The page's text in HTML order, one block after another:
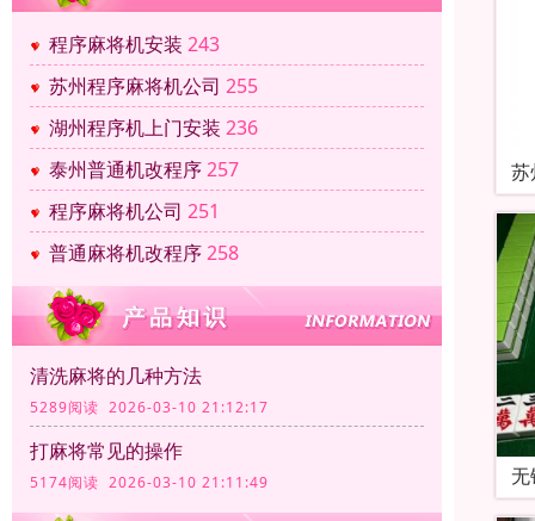
程序麻将机安装 243
苏州程序麻将机公司 255
湖州程序机上门安装 236
泰州普通机改程序257
程序麻将机公司 251
普通麻将机改程序258
清洗麻将的几种方法
5289阅读 2026-03-10 21:12:17
打麻将常见的操作
5174阅读 2026-03-10 21:11:49
苏
无